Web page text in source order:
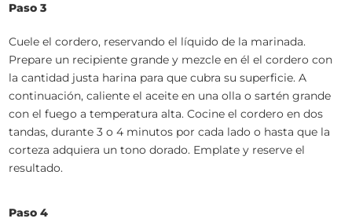
Paso 3
Cuele el cordero, reservando el líquido de la marinada.
Prepare un recipiente grande y mezcle en él el cordero con
la cantidad justa harina para que cubra su superficie. A
continuación, caliente el aceite en una olla o sartén grande
con el fuego a temperatura alta. Cocine el cordero en dos
tandas, durante 3 o 4 minutos por cada lado o hasta que la
corteza adquiera un tono dorado. Emplate y reserve el
resultado.
Paso 4